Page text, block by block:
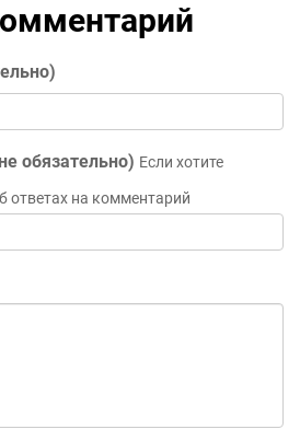
обязательно) Если хотите
ответах на комментарий